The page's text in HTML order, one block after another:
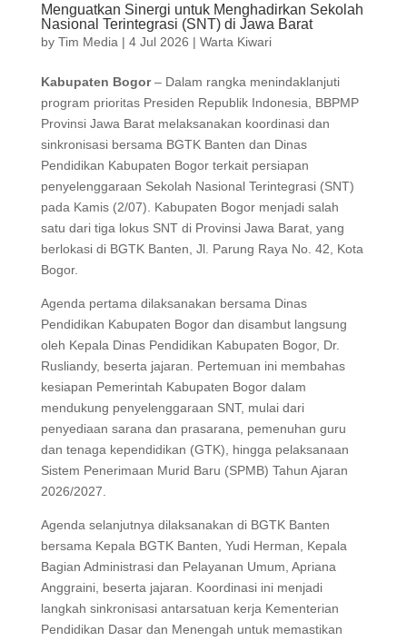
Menguatkan Sinergi untuk Menghadirkan Sekolah
Nasional Terintegrasi (SNT) di Jawa Barat
by Tim Media | 4 Jul 2026 | Warta Kiwari
Kabupaten Bogor– Dalam rangka menindaklanjuti
program prioritas Presiden Republik Indonesia, BBPMP
Provinsi Jawa Barat melaksanakan koordinasi dan
sinkronisasi bersama BGTK Banten dan Dinas
Pendidikan Kabupaten Bogor terkait persiapan
penyelenggaraan Sekolah Nasional Terintegrasi (SNT)
pada Kamis (2/07). Kabupaten Bogor menjadi salah
satu dari tiga lokus SNT di Provinsi Jawa Barat, yang
berlokasi di BGTK Banten, Jl. Parung Raya No. 42, Kota
Bogor.
Agenda pertama dilaksanakan bersama Dinas
Pendidikan Kabupaten Bogor dan disambut langsung
oleh Kepala Dinas Pendidikan Kabupaten Bogor, Dr.
Rusliandy, beserta jajaran. Pertemuan ini membahas
kesiapan Pemerintah Kabupaten Bogor dalam
mendukung penyelenggaraan SNT, mulai dari
penyediaan sarana dan prasarana, pemenuhan guru
dan tenaga kependidikan (GTK), hingga pelaksanaan
Sistem Penerimaan Murid Baru (SPMB) Tahun Ajaran
2026/2027.
Agenda selanjutnya dilaksanakan di BGTK Banten
bersama Kepala BGTK Banten, Yudi Herman, Kepala
Bagian Administrasi dan Pelayanan Umum, Apriana
Anggraini, beserta jajaran. Koordinasi ini menjadi
langkah sinkronisasi antarsatuan kerja Kementerian
Pendidikan Dasar dan Menengah untuk memastikan